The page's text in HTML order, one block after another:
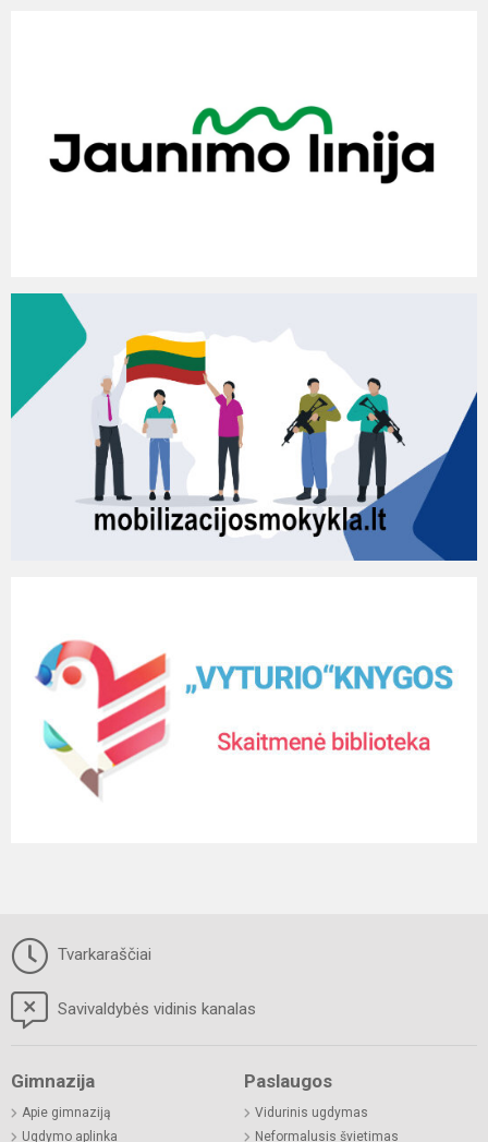
Tvarkaraščiai
Savivaldybės vidinis kanalas
Gimnazija
Apie gimnaziją
Ugdymo aplinka
Paslaugos
Vidurinis ugdymas
Neformalusis švietimas